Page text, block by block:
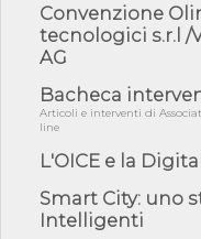
05/08/26 - Anac:
2 s...
05/08/26 - SAVE THE
05/08/26 - Successo
di Reg...
05/08/26 - Lettera OICE
04/08/26 - DL PA:
per ...
Convenzione
tecnologici s.r.l /
AG
Bacheca
Articoli e interventi di
line
L'OICE e la
Smart City: uno
Intelligenti